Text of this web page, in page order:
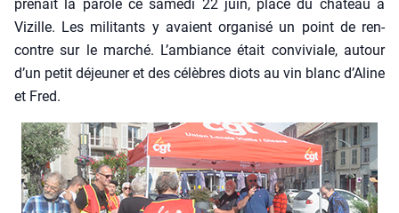
pre­nait la parole ce same­di 22 juin, place du châ­teau à
Vizille. Les mili­tants y avaient orga­ni­sé un point de ren­
contre sur le mar­ché. L’ambiance était convi­viale, autour
d’un petit déjeu­ner et des célèbres diots au vin blanc d’Aline
et Fred.